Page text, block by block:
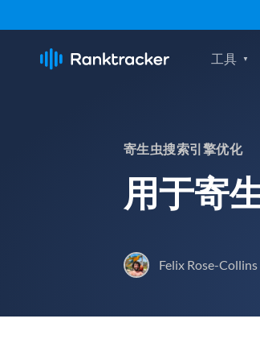
工具
寄生虫搜索引擎优化
用于寄
Felix Rose-Collins